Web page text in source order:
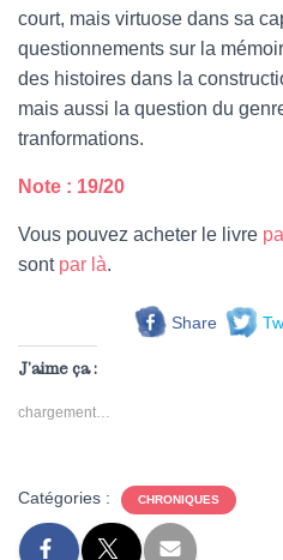
court, mais virtuose dans sa
questionnements sur la
des histoires dans la
mais aussi la question du
tranformations.
Note : 19/20
Vous pouvez acheter le livre
sont par là.
Share
J’aime ça :
chargement…
Catégories : CHRONIQUES